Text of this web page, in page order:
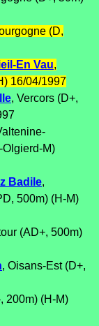
(D,
En Vau,
16/04/1997
, Vercors (D+,
Olgierd-M)
Badile,
500m) (H-M)
(AD+, 500m)
, Oisans-Est (D+,
200m) (H-M)